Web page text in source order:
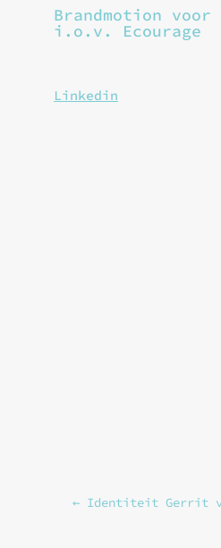
Brandmotion
i.o.v. Ecourage
Linkedin
← Identiteit Gerrit